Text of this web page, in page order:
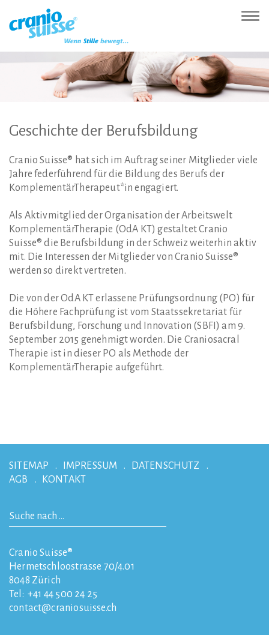
(Accesskey
Hauptnavigation
(Accesskey
Inhalt
(Accesskey
Sprachumschaltung
(Accesskey
Geschichte der Berufsbildung
Cranio Suisse® hat sich im Auftrag seiner Mitglieder viele
Jahre federführend für die Bildung des Berufs der
KomplementärTherapeut*in engagiert.
Als Aktivmitglied der Organisation der Arbeitswelt
KomplementärTherapie (OdA KT) gestaltet Cranio
Suisse® die Berufsbildung in der Schweiz weiterhin aktiv
mit. Die Interessen der Mitglieder von Cranio Suisse®
werden so direkt vertreten.
Die von der OdA KT erlassene Prüfungsordnung (PO) für
die Höhere Fachprüfung ist vom Staatssekretariat für
Berufsbildung, Forschung und Innovation (SBFI) am 9.
September 2015 genehmigt worden. Die Craniosacral
Therapie ist in dieser PO als Methode der
KomplementärTherapie aufgeführt.
SITEMAP IMPRESSUM
DATENSCHUTZ
AGB
KONTAKT
Cranio Suisse®
Hermetschloostrasse 70/4.01
8048 Zürich
Tel: +41 44 500 24 25
contact
craniosuisse.ch